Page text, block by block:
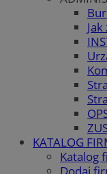
KATALOG
Katalog